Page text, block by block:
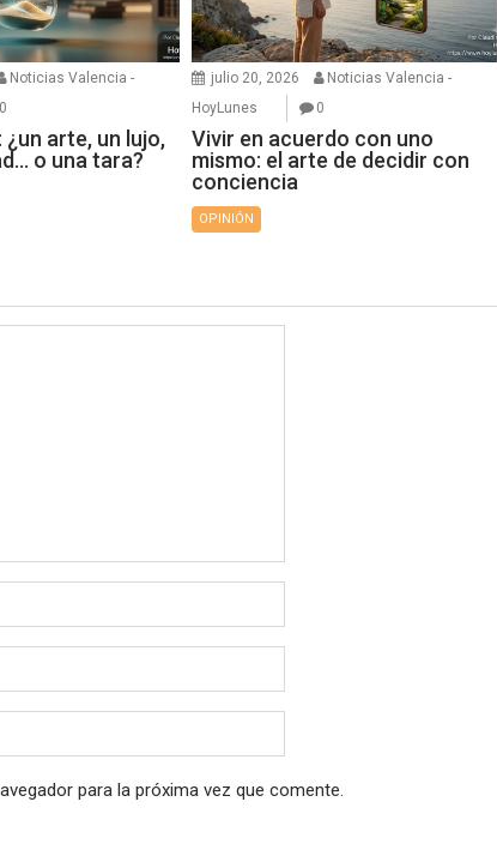
Noticias Valencia -
0
arte, un lujo,
o una tara?
julio 20, 2026
Noticias Valencia -
HoyLunes
0
Vivir en acuerdo con uno
mismo: el arte de decidir con
conciencia
OPINIÓN
para la próxima vez que comente.